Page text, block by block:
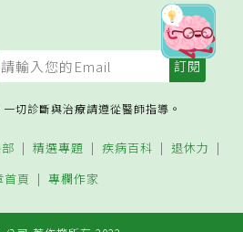
切診斷與治療請遵從醫師指導。
精選專題 疾病百科
退休力
首頁
專欄作家